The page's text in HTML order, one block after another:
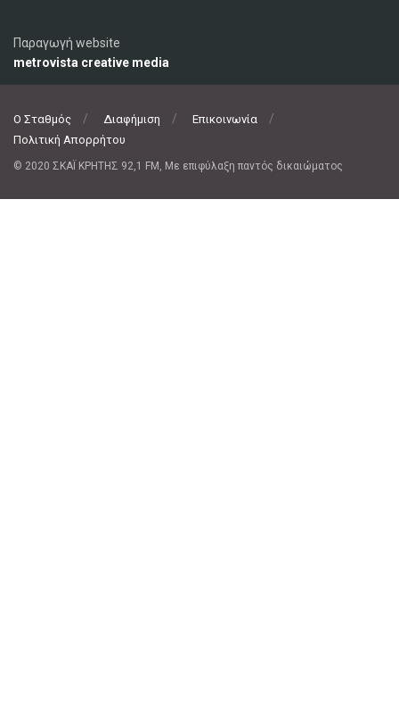
Παραγωγή website
metrovista creative media
Ο Σταθμός Διαφήμιση
Επικοινωνία
Πολιτική Απορρήτου
© 2020 ΣΚΑΪ ΚΡΗΤΗΣ 92,1 FM, Με επιφύλαξη παντός δικαιώματος